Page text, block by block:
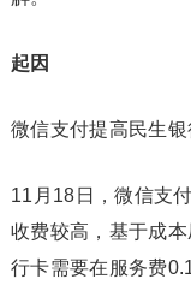
起因
微信支付提高民生
11月18日，微信支
收费较高，基于成
行卡需要在服务费